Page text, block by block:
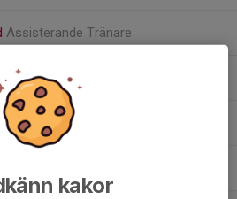
Assisterande Tränare
U14/U15
kakor